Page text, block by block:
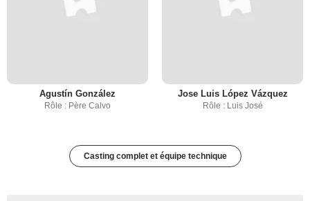
Agustín González
Rôle : Père Calvo
Jose Luis López Vázquez
Rôle : Luis José
Casting complet et équipe technique